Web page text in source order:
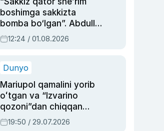
boshimga sakkizta
bomba bo‘lgan”. Abdulla
Oripovni siyosiy
ayblovlardan asrab
12:24 / 01.08.2026
Dunyo
Mariupol qamalini yorib
oʻtgan va “Izvarino
qozoni”dan chiqqan
qahramon — Ukraina
armiyasi bosh
19:50 / 29.07.2026